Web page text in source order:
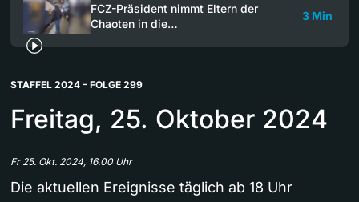
FCZ-Präsident nimmt Eltern der
Chaoten in die…
3 Min
STAFFEL 2024 – FOLGE 299
Freitag, 25. Oktober 2024
Fr 25. Okt. 2024, 16.00 Uhr
Die aktuellen Ereignisse täglich ab 18 Uhr